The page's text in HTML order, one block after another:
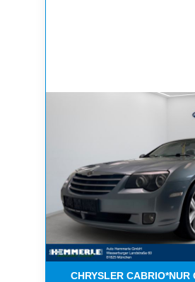
CHRYSLER CABRIO*NUR